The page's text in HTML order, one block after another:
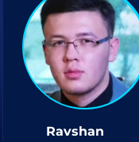
Ravshan